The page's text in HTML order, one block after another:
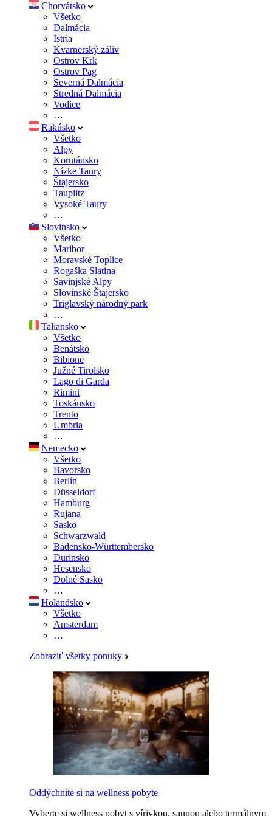
Chorvátsko
Všetko
Dalmácia
Istria
Kvarnerský záliv
Ostrov Krk
Ostrov Pag
Severná Dalmácia
Stredná Dalmácia
Vodice
…
Rakúsko
Všetko
Alpy
Korutánsko
Nízke Taury
Štajersko
Tauplitz
Vysoké Taury
…
Slovinsko
Všetko
Maribor
Moravské Toplice
Rogaška Slatina
Savinjské Alpy
Slovinské Štajersko
Triglavský národný park
…
Taliansko
Všetko
Benátsko
Bibione
Južné Tirolsko
Lago di Garda
Rimini
Toskánsko
Trento
Umbria
…
Nemecko
Všetko
Bavorsko
Berlín
Düsseldorf
Hamburg
Rujana
Sasko
Schwarzwald
Bádensko-Württembersko
Durínsko
Hesensko
Dolné Sasko
…
Holandsko
Všetko
Amsterdam
…
Zobraziť všetky ponuky
Oddýchnite si na wellness pobyte
Vyberte si wellness pobyt s vírivkou, saunou alebo termálnym